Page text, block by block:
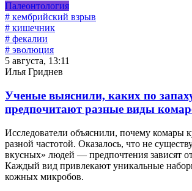
Палеонтология
# кембрийский взрыв
# кишечник
# фекалии
# эволюция
5 августа, 13:11
Илья Гриднев
Ученые выяснили, каких по
предпочитают разные виды
Исследователи объяснили, почему комары
разной частотой. Оказалось, что не
вкусных» людей — предпочтения зависят
Каждый вид привлекают уникальные
кожных микробов.